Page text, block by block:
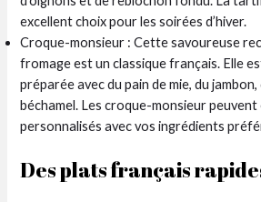
excellent choix pour les soirées d’hiver.
Croque-monsieur : Cette savoureuse
fromage est un classique français. Elle
préparée avec du pain de mie, du
béchamel. Les croque-monsieur
personnalisés avec vos ingrédients
Des plats français